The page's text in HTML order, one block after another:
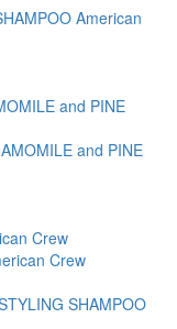
and PINE
Crew
SHAMPOO